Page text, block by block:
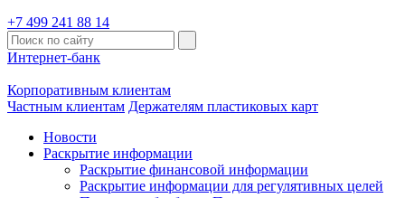
+7 499 241 88 14
Интернет-банк
Корпоративным клиентам
Частным клиентам Держателям пластиковых карт
Новости
Раскрытие информации
Раскрытие финансовой информации
Раскрытие информации для регулятивных целей